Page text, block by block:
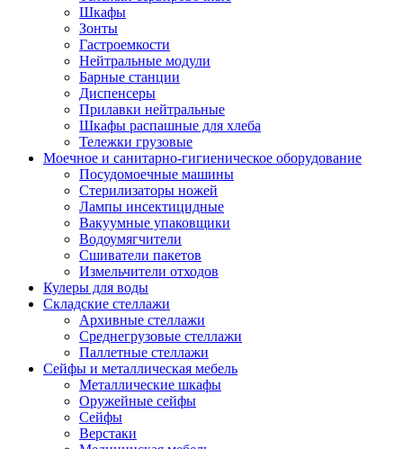
Шкафы
Зонты
Гастроемкости
Нейтральные модули
Барные станции
Диспенсеры
Прилавки нейтральные
Шкафы распашные для хлеба
Тележки грузовые
Моечное и санитарно-гигиеническое оборудование
Посудомоечные машины
Стерилизаторы ножей
Лампы инсектицидные
Вакуумные упаковщики
Водоумягчители
Сшиватели пакетов
Измельчители отходов
Кулеры для воды
Складские стеллажи
Архивные стеллажи
Среднегрузовые стеллажи
Паллетные стеллажи
Сейфы и металлическая мебель
Металлические шкафы
Оружейные сейфы
Сейфы
Верстаки